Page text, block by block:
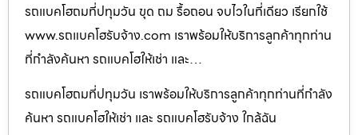
รถแบคโฮถมที่ปทุมวัน ขุด ถม รื้อถอน จบไวในที่เดียว เรียกใช้
www.รถแบคโฮรับจ้าง.com เราพร้อมให้บริการลูกค้าทุกท่าน
ที่กำลังค้นหา รถแบคโฮให้เช่า และ…
รถแบคโฮถมที่ปทุมวัน เราพร้อมให้บริการลูกค้าทุกท่านที่กำลัง
ค้นหา รถแบคโฮให้เช่า และ รถแบคโฮรับจ้าง ใกล้ฉัน